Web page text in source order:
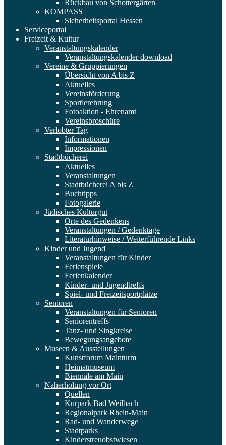
Rückbau von Schottergärten
KOMPASS
Sicherheitsportal Hessen
Serviceportal
Freizeit & Kultur
Veranstaltungskalender
Veranstaltungskalender download
Vereine & Gruppierungen
Übersicht von A bis Z
Aktuelles
Vereinsförderung
Sportlerehrung
Fotoaktion - Ehrenamt
Vereinsbroschüre
Verlobter Tag
Informationen
Impressionen
Stadtbücherei
Aktuelles
Veranstaltungen
Stadtbücherei A bis Z
Buchtipps
Fotogalerie
Jüdisches Kulturgut
Orte des Gedenkens
Veranstaltungen / Gedenktage
Literaturhinweise / Weiterführende Links
Kinder und Jugend
Veranstaltungen für Kinder
Ferienspiele
Ferienkalender
Kinder- und Jugendtreffs
Spiel- und Freizeitsportplätze
Senioren
Veranstaltungen für Senioren
Seniorentreffs
Tanz- und Singkreise
Bewegungsangebote
Museen & Ausstellungen
Kunstforum Mainturm
Heimatmuseum
Biennale am Main
Naherholung vor Ort
Quellen
Kurpark Bad Weilbach
Regionalpark Rhein-Main
Rad- und Wanderwege
Stadtparks
Kinderstreuobstwiesen